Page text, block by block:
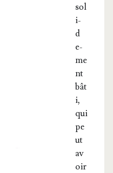
sol
i­
d
e­
me
nt
bât
i,
qui
pe
ut
av
oir